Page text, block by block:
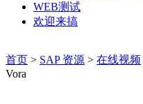
WEB测试
欢迎来搞
首页 > SAP 资源 > 在线视频
Vora